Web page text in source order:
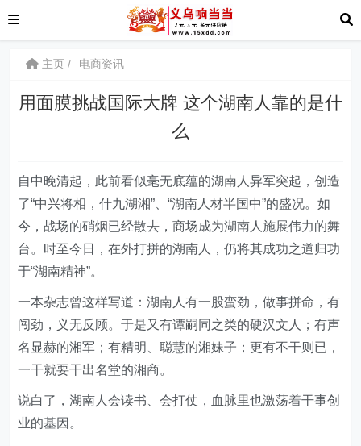
主页 电商资讯
用面膜挑战国际大牌 这个湖南人靠的是什
么
自中晚清起，此前看似毫无底蕴的湖南人异军突起，创造
了“中兴将相，什九湖湘”、“湖南人材半国中”的盛况。如
今，战场的硝烟已经散去，商场成为湖南人施展伟力的舞
台。时至今日，在外打拼的湖南人，仍将其成功之道归功
于“湖南精神”。
一本杂志曾这样写道：湖南人有一股蛮劲，做事拼命，有
闯劲，义无反顾。于是又有谭嗣同之类的硬汉文人；有声
名显赫的湘军；有精明、聪慧的湘妹子；更有不干则已，
一干就要干出名堂的湘商。
说白了，湖南人会读书、会打仗，血脉里也激荡着干事创
业的基因。